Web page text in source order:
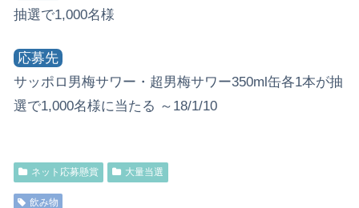
抽選で1,000名様
応募先
サッポロ男梅サワー・超男梅サワー350ml缶各1本が抽
選で1,000名様に当たる ～18/1/10
ネット応募懸賞 大量当選
飲み物